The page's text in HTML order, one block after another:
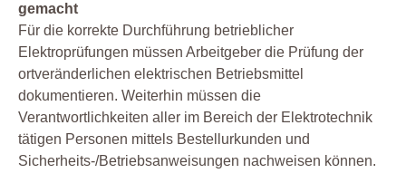
gemacht
Für die korrekte Durchführung betrieblicher
Elektroprüfungen müssen Arbeitgeber die Prüfung der
ortveränderlichen elektrischen Betriebsmittel
dokumentieren. Weiterhin müssen die
Verantwortlichkeiten aller im Bereich der Elektrotechnik
tätigen Personen mittels Bestellurkunden und
Sicherheits-/Betriebsanweisungen nachweisen können.